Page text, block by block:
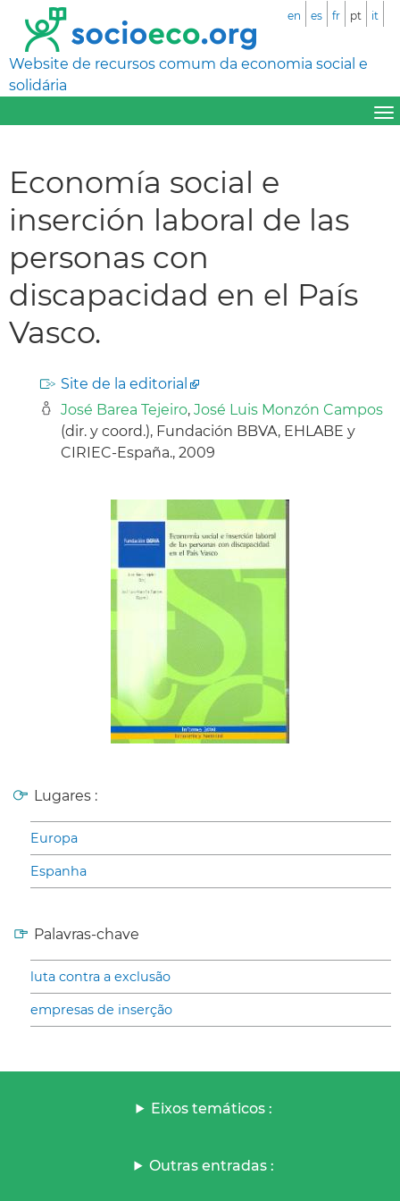
Website de recursos comum da economia social e
solidária
en es fr pt it
Economía social e
inserción laboral de las
personas con
discapacidad en el País
Vasco.
Site de la editorial
José Barea Tejeiro, José Luis Monzón Campos
(dir. y coord.), Fundación BBVA, EHLABE y
CIRIEC-España., 2009
Lugares :
Europa
Espanha
Palavras-chave
luta contra a exclusão
empresas de inserção
Eixos temáticos :
Outras entradas :